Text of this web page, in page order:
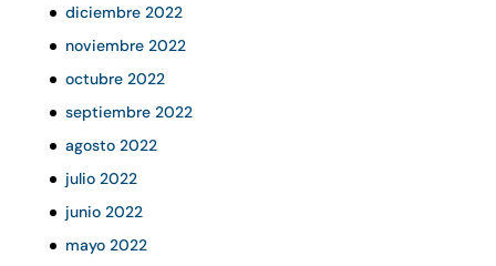
diciembre 2022
noviembre 2022
octubre 2022
septiembre 2022
agosto 2022
julio 2022
junio 2022
mayo 2022